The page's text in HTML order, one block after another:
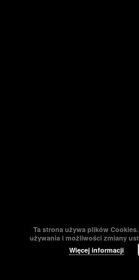
Ta strona używa plików
używania i możliwości zmiany
Więcej informacji